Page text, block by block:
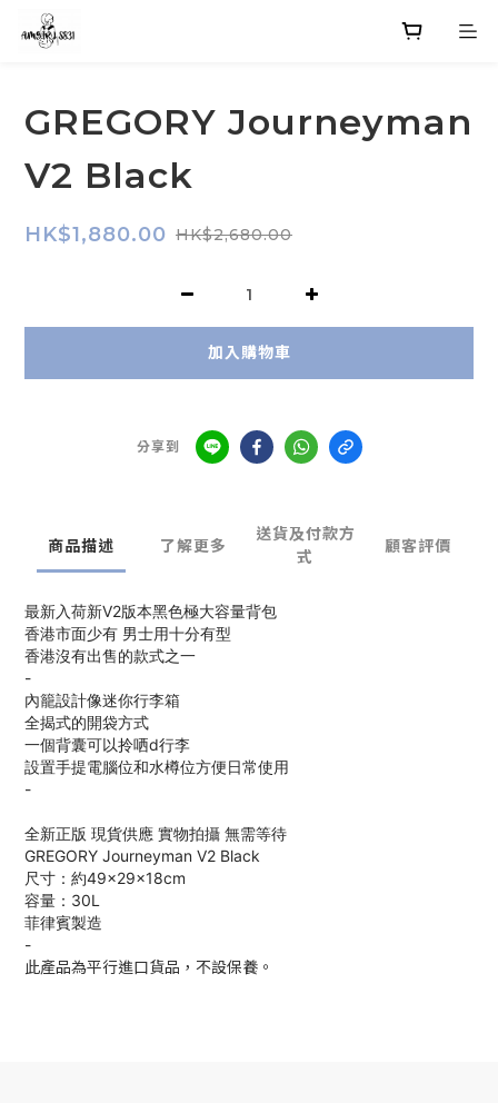
GREGORY Journeyman
V2 Black
HK$1,880.00 HK$2,680.00
加入購物車
分享到
商品描述 了解更多
送貨及付款方
式
顧客評價
最新入荷新V2版本黑色極大容量背包
香港市面少有 男士用十分有型
香港沒有出售的款式之一
-
內籠設計像迷你行李箱
全揭式的開袋方式
一個背囊可以拎哂d行李
設置手提電腦位和水樽位方便日常使用
-
全新正版 現貨供應 實物拍攝 無需等待
GREGORY Journeyman V2 Black
尺寸：約49×29×18cm
容量：30L
菲律賓製造
-
此產品為平行進口貨品，不設保養。